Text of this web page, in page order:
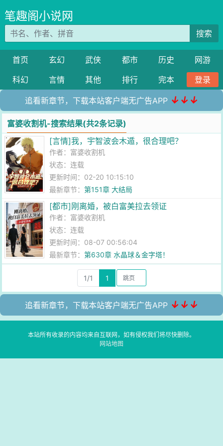
笔趣阁小说网
搜索
首页 玄幻 武侠 都市 历史
网游
科幻
言情 其他 排行 完本 登录
追看新章节，下载本站客户端无广告APP ↓↓↓
富婆收割机-搜索结果(共2条记录)
[言情]我，宇智波会木遁，很合理吧？
作者： 富婆收割机
状态：连载
更新时间：02-20 10:15:10
最新章节：第151章 大结局
[都市]刚离婚，被白富美拉去领证
作者： 富婆收割机
状态：连载
更新时间：08-07 00:56:04
最新章节：第630章 水晶球＆金字塔！
1/1 1
追看新章节，下载本站客户端无广告APP ↓↓↓
本站所有收录的内容均来自互联网，如有侵权我们将尽快删除。
网站地图